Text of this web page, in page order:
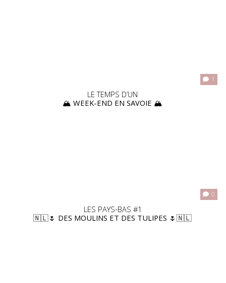
1
LE TEMPS D’UN
🏔️ WEEK-END EN SAVOIE 🏔️
0
LES PAYS-BAS #1
🇳🇱🌷 DES MOULINS ET DES TULIPES 🌷🇳🇱